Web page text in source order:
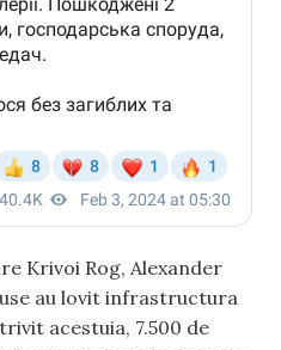
Krivoi Rog, Alexander
au lovit infrastructura
acestuia, 7.500 de